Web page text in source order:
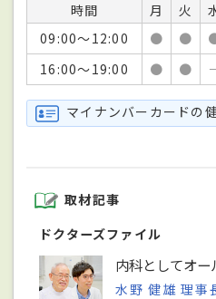
時間 月 火
09:00～12:00
● ●
16:00～19:00
● ●
マイナンバーカードの
取材記事
ドクターズファイル
内科としてオ
水野 健雄 理事